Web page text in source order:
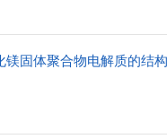
镁固体聚合物电解质的结